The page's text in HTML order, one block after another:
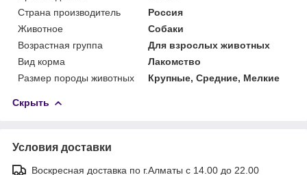
Страна производитель
Россия
Животное
Собаки
Возрастная группа
Для взрослых животных
Вид корма
Лакомство
Размер породы животных
Крупные, Средние, Мелкие
Скрыть
Условия доставки
Воскресная доставка по г.Алматы с 14.00 до 22.00